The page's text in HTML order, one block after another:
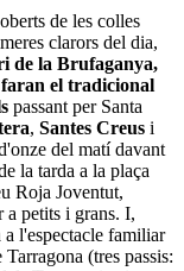
de les colles
clarors del dia,
de la Brufaganya,
el tradicional
passant per Santa
, Santes Creus i
del matí davant
la tarda a la plaça
Roja Joventut,
a petits i grans. I,
l'espectacle familiar
(tres passis: